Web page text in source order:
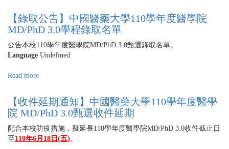
取
公
告】
中
國
110
學
年
度
醫
【錄取公告】中國醫藥大學110學年度醫學院
MD/PhD 3.0學程錄取名單
公告本校110學年度醫學院MD/PhD 3.0甄選錄取名單。
Language Undefined
Read more
取
公
告】
中
國
【收件延期通知】中國醫藥大學110學年度醫學
院 MD/PhD 3.0甄選收件延期
配合本校防疫措施，擬延長110學年度醫學院MD/PhD 3.0收件截止日
至110年6月18日(五) 。